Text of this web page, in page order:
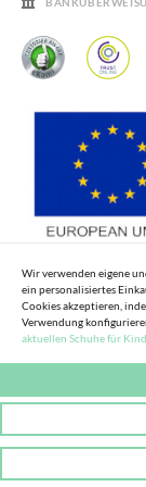
Wir verwenden eigene
ein personalisiertes
Cookies akzeptieren,
Verwendung
aktuellen Schuhe für